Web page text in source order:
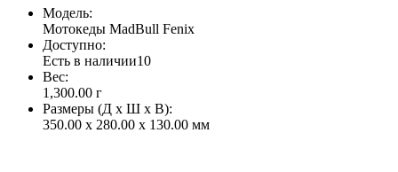
Модель:
Мотокеды MadBull Fenix
Доступно:
Есть в наличии10
Вес:
1,300.00 г
Размеры (Д x Ш x В):
350.00 x 280.00 x 130.00 мм